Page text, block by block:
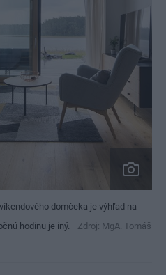
domčeka je výhľad na
hodinu je iný.
Zdroj: MgA. Tomáš